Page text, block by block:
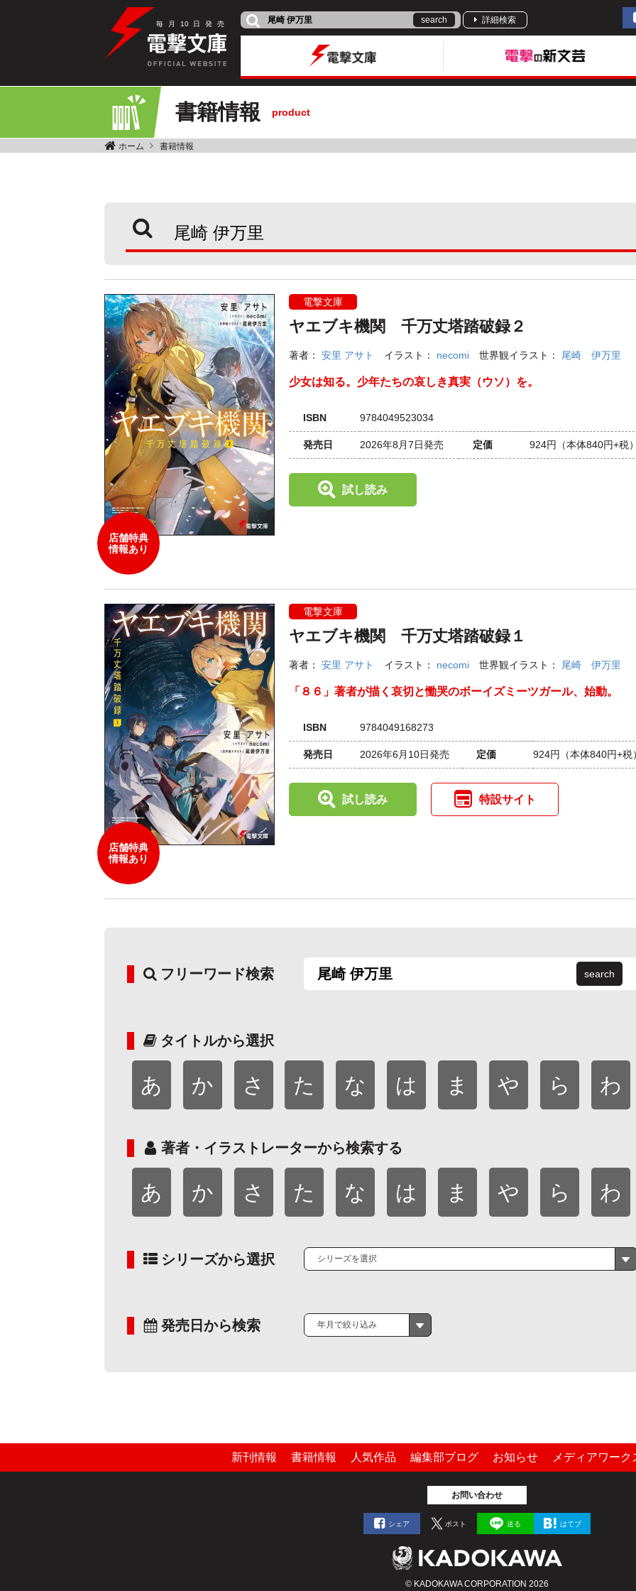
毎 月 10 日 発 売 search 詳細検索
書籍情報 product
ホーム 書籍情報
店舗特典
情報あり
電撃文庫
ヤエブキ機関 千万丈塔踏破録２
著者： 安里 アサト イラスト： necomi 世界観イラスト： 尾崎 伊万里
少女は知る。少年たちの哀しき真実（ウソ）を。
ISBN 9784049523034
発売日 2026年8月7日発売 定価 924円 （本体840円+税
試し読み
店舗特典
情報あり
電撃文庫
ヤエブキ機関 千万丈塔踏破録１
著者： 安里 アサト イラスト： necomi 世界観イラスト： 尾崎 伊万里
「８６」著者が描く哀切と慟哭のボーイズミーツガール、始動。
ISBN 9784049168273
発売日 2026年6月10日発売 定価 924円 （本体840円+税
試し読み 特設サイト
フリーワード検索 search
タイトルから選択
あ か さ た な は ま や ら わ
著者・イラストレーターから検索する
あ か さ た な は ま や ら わ
シリーズから選択 シリーズを選択
発売日から検索 年月で絞り込み
新刊情報 書籍情報 人気作品 編集部ブログ お知らせ メディアワー
お問い合わせ
シェア ポスト 送る はてブ
© KADOKAWA CORPORATION 2026